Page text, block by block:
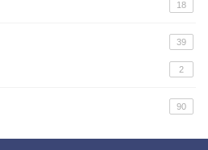
18
39
2
90